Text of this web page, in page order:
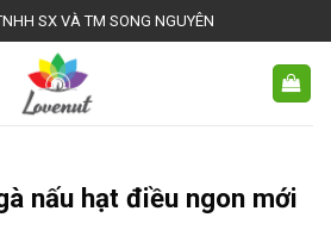
SX VÀ TM SONG NGUYÊN
nấu hạt điều ngon mới